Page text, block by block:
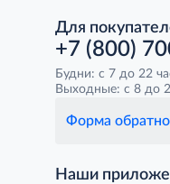
Для
+7 (800)
Будни: с 7 до 22
Выходные: с 8 до
Форма
Наши